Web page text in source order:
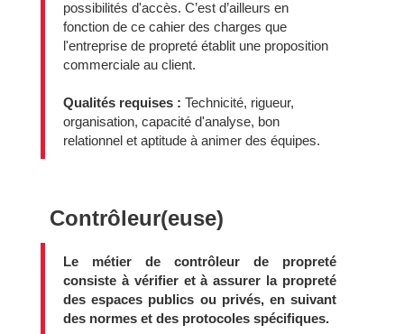
possibilités d'accès. C’est d’ailleurs en
fonction de ce cahier des charges que
l'entreprise de propreté établit une proposition
commerciale au client.
Qualités requises : Technicité, rigueur,
organisation, capacité d'analyse, bon
relationnel et aptitude à animer des équipes.
Contrôleur(euse)
Le métier de contrôleur de propreté
consiste à vérifier et à assurer la propreté
des espaces publics ou privés, en suivant
des normes et des protocoles spécifiques.